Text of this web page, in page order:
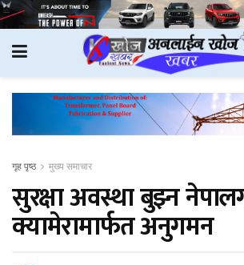
गृह पृष्ठ मुख्य समाचार
सुरक्षा अवस्था बुझ्न
क्यामेरामार्फत अनुगमन